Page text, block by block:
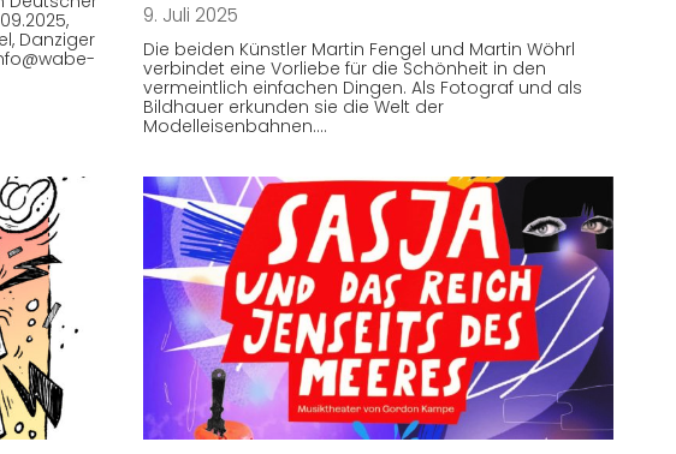
Danziger
9. Juli 2025
Die beiden Künstler Martin Fengel und Martin Wöhrl
verbindet eine Vorliebe für die Schönheit in den
vermeintlich einfachen Dingen. Als Fotograf und als
Bildhauer erkunden sie die Welt der
Modelleisenbahnen.…